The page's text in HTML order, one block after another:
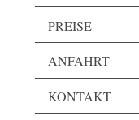
PREISE
ANFAHRT
KONTAKT